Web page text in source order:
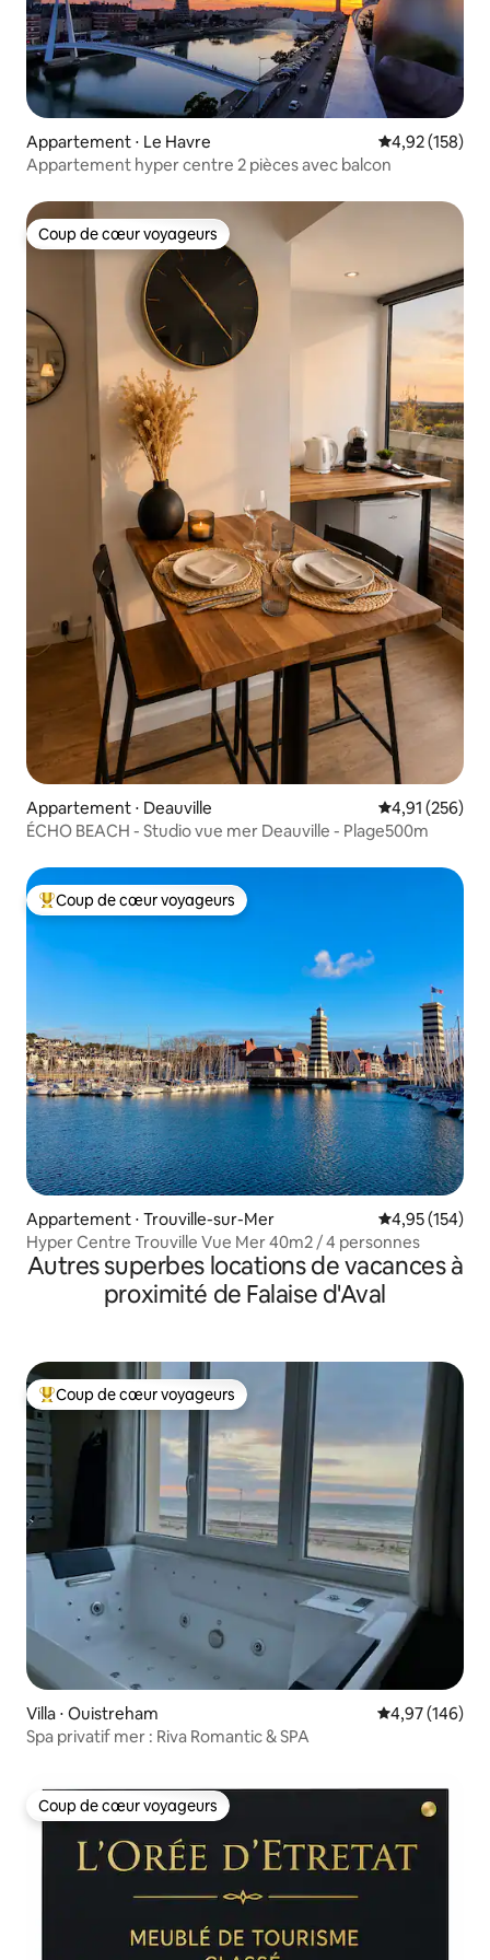
Appartement ⋅ Le Havre Évaluation
4,92 (158)
Appartement hyper centre 2 pièces avec balcon
Coup de cœur voyageurs
Coup de cœur voyageurs
Appartement ⋅ Deauville Évaluation
4,91 (256)
ÉCHO BEACH - Studio vue mer Deauville - Plage500m
Coups de cœur voyageurs les plus appréciés
Coup de cœur voyageurs
Appartement ⋅ Trouville-sur-Mer Évaluation
4,95 (154)
Hyper Centre Trouville Vue Mer 40m2 / 4 personnes
Autres superbes locations de vacances à
proximité de Falaise d'Aval
Coups de cœur voyageurs les plus appréciés
Coup de cœur voyageurs
Villa ⋅ Ouistreham Évaluation
4,97 (146)
Spa privatif mer : Riva Romantic & SPA
Coup de cœur voyageurs
Coup de cœur voyageurs